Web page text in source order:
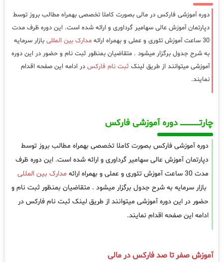
دوره آموزشی فارکس در مالی بصورت کاملا تخصصی بهمراه مطالب بروز توسط
دپارتمان آموزش عالی سهامیر گرداوری و ارائه شده است. این دوره ظرف مدت
30 ساعت آموزش تئوری و عملی و بهمراه ارائه
مدارک بین المللی بازار سرمایه
به شرح جدول برگزار میشود . متقاضیان بمنظور ثبت نام و حضور در این دوره
آموزشی میتوانند از طریق لینک ثبت نام فارکس در ادامه این صفحه اقدام
نمایند.
چارتـــــــــــــــــــ دوره آموزشی فارکس
دوره آموزشی فارکس بصورت کاملا تخصصی بهمراه مطالب بروز توسط
دپارتمان آموزش عالی سهامیر گرداوری و ارائه شده است. این دوره ظرف
مدت 30 ساعت آموزش تئوری و عملی و بهمراه ارائه
مدارک بین المللی
بازار سرمایه به شرح جدول برگزار میشود . متقاضیان بمنظور ثبت نام و
حضور در این دوره آموزشی میتوانند از طریق لینک ثبت نام فارکس در
ادامه این صفحه اقدام نمایند.
آموزش صفر تا صد فارکس در مالی